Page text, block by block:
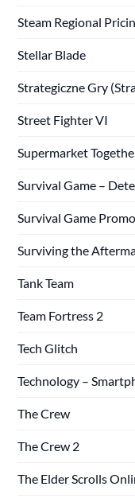
Steam Regional
Stellar Blade
Strategiczne Gry
Street Fighter VI
Supermarket
Survival Game –
Survival Game
Surviving the
Tank Team
Team Fortress 2
Tech Glitch
Technology –
The Crew
The Crew 2
The Elder Scrolls